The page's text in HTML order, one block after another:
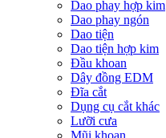
Dao phay hợp kim
Dao phay ngón
Dao tiện
Dao tiện hợp kim
Đầu khoan
Dây đồng EDM
Đĩa cắt
Dụng cụ cắt khác
Lưỡi cưa
Mũi khoan